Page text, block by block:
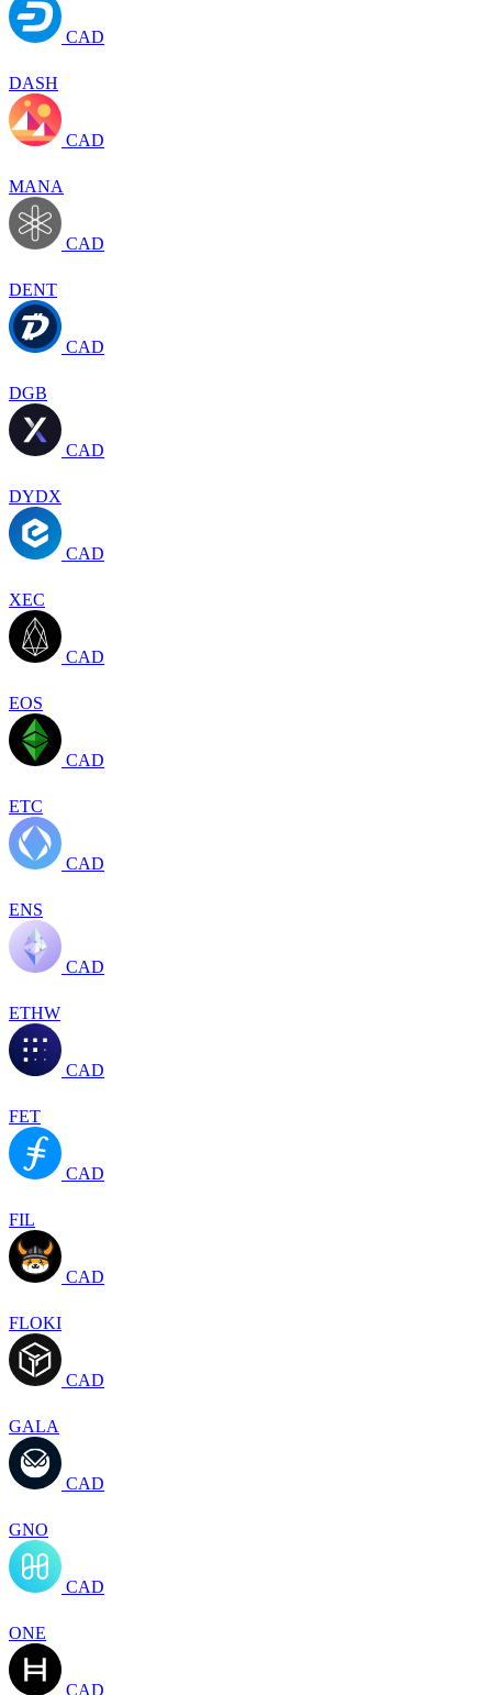
CAD
DASH
CAD
MANA
CAD
DENT
CAD
DGB
CAD
DYDX
CAD
XEC
CAD
EOS
CAD
ETC
CAD
ENS
CAD
ETHW
CAD
FET
CAD
FIL
CAD
FLOKI
CAD
GALA
CAD
GNO
CAD
ONE
CAD